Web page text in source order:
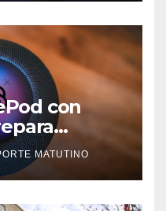
con
es una
MATUTINO